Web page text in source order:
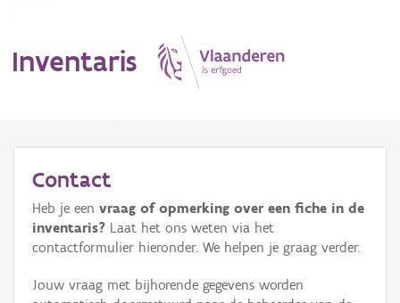
Inventaris
Erfgoedobject
Aanduidingsobject
Waarneming
Contact
Heb je een vraag of opmerking over een fiche in de
inventaris? Laat het ons weten via het
contactformulier hieronder. We helpen je graag verder.
Jouw vraag met bijhorende gegevens worden